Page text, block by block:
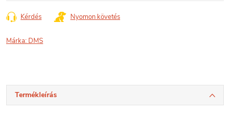
Kérdés Nyomon követés
Márka: DMS
Termékleírás